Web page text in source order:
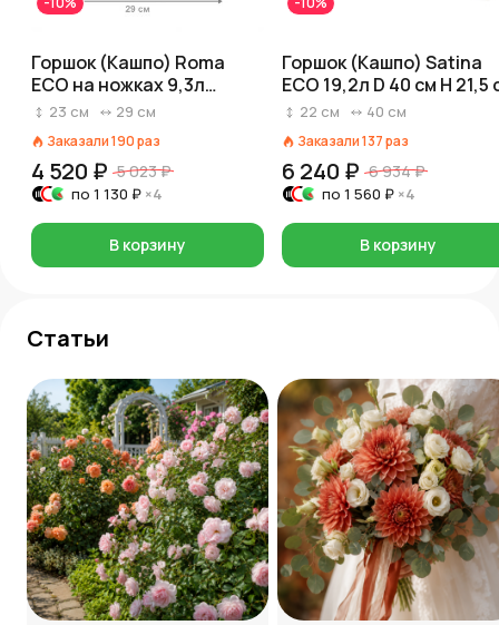
Горшок (Кашпо) Roma
ECO на ножках 9,3л
Пластик D 29 см H 23 см
23 см 29 см
Заказали190раз
4 520 ₽ 5 023 ₽
по 1 130 ₽ ×4
В корзину
Горшок (Кашпо) Satina
ECO 19,2л D 40 см H 21,5
Коричневый
22 см 40 см
Заказали137раз
6 240 ₽ 6 934 ₽
по 1 560 ₽ ×4
В корзину
Статьи